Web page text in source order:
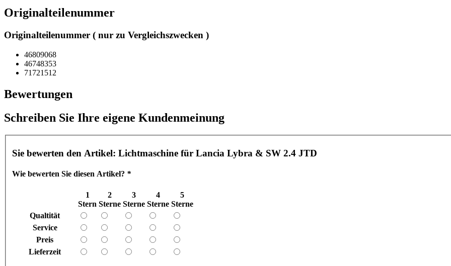
Originalteilenummer
Originalteilenummer ( nur zu Vergleichszwecken )
46809068
46748353
71721512
Bewertungen
Schreiben Sie Ihre eigene Kundenmeinung
Sie bewerten den Artikel: Lichtmaschine für Lancia Lybra & SW 2.4 JTD
Wie bewerten Sie diesen Artikel? *
1
Stern
2
Sterne
3
Sterne
4
Sterne
5
Sterne
Qualtität
Service
Preis
Lieferzeit